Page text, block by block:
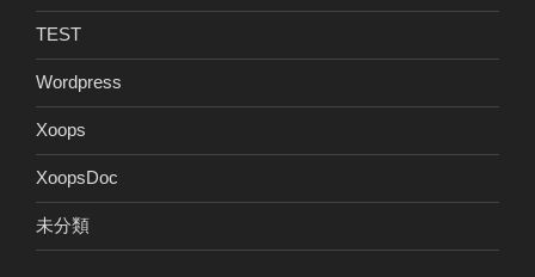
TEST
Wordpress
Xoops
XoopsDoc
未分類